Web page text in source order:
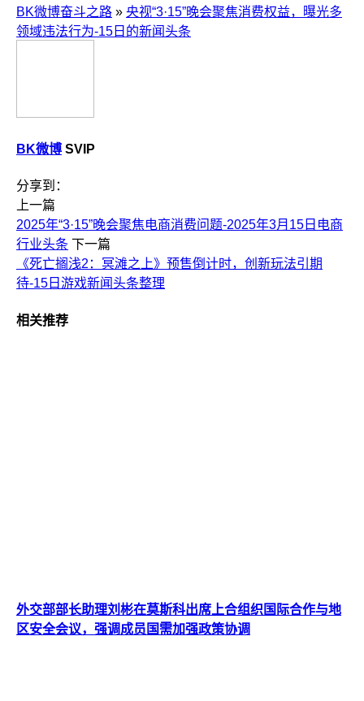
BK微博奋斗之路 » 央视“3·15”晚会聚焦消费权益，曝光多
领域违法行为-15日的新闻头条
BK微博 SVIP
分享到：
上一篇
2025年“3·15”晚会聚焦电商消费问题-2025年3月15日电商
行业头条 下一篇
《死亡搁浅2：冥滩之上》预售倒计时，创新玩法引期
待-15日游戏新闻头条整理
相关推荐
外交部部长助理刘彬在莫斯科出席上合组织国际合作与地
区安全会议，强调成员国需加强政策协调